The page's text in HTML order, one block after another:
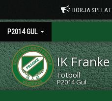
BÖRJA SPELA
P2014 GUL
IK Franke
Fotboll
P2014 Gul